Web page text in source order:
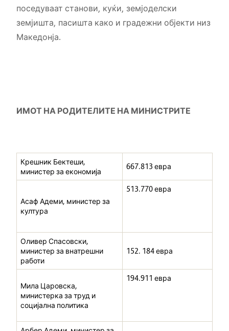
поседуваат станови, куќи, земјоделски
земјишта, пасишта како и градежни објекти низ
Македонја.
ИМОТ НА РОДИТЕЛИТЕ НА МИНИСТРИТЕ
Крешник Бектеши,
министер за економија
667.813 евра
Асаф Адеми, министер за
култура
513.770 евра
Оливер Спасовски,
министер за внатрешни
работи
152. 184 евра
Мила Царовска,
министерка за труд и
социјална политика
194.911 евра